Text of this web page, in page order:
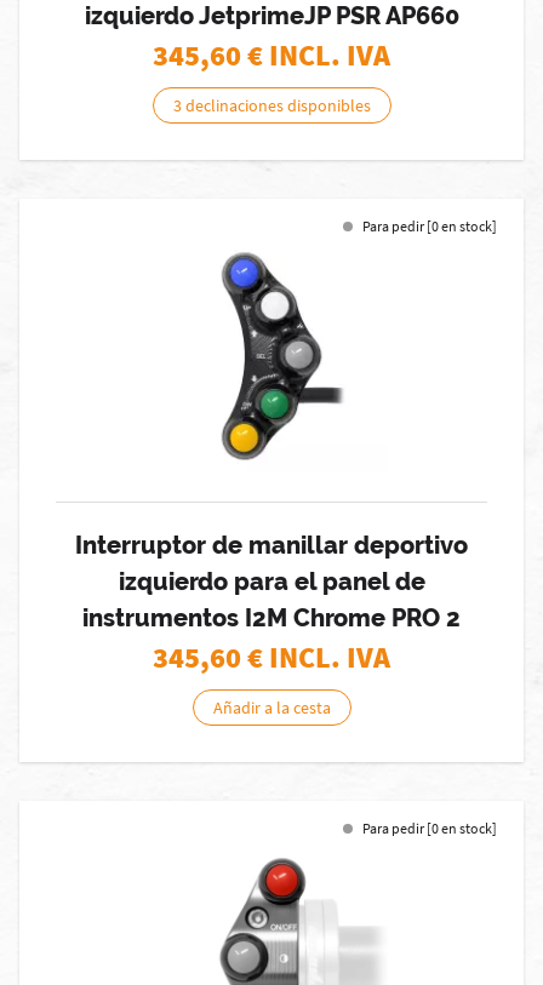
izquierdo JetprimeJP PSR AP660
345,60€ INCL. IVA
3 declinaciones disponibles
Para pedir [0 en stock]
Interruptor de manillar deportivo
izquierdo para el panel de
instrumentos I2M Chrome PRO 2
345,60€ INCL. IVA
Añadir a la cesta
Para pedir [0 en stock]